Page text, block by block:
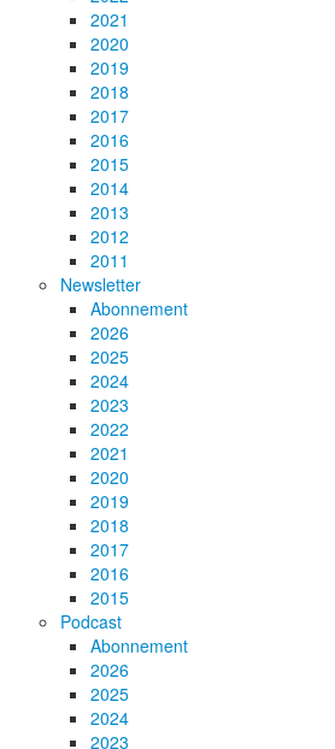
2021
2020
2019
2018
2017
2016
2015
2014
2013
2012
2011
Newsletter
Abonnement
2026
2025
2024
2023
2022
2021
2020
2019
2018
2017
2016
2015
Podcast
Abonnement
2026
2025
2024
2023